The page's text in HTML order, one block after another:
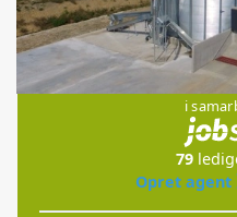
i
79
Opret agent